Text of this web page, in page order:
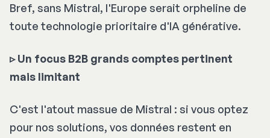
Bref, sans Mistral, l'Europe serait orpheline de
toute technologie prioritaire d'IA générative.
▹ Un focus B2B grands comptes pertinent
mais limitant
C'est l'atout massue de Mistral : si vous optez
pour nos solutions, vos données restent en